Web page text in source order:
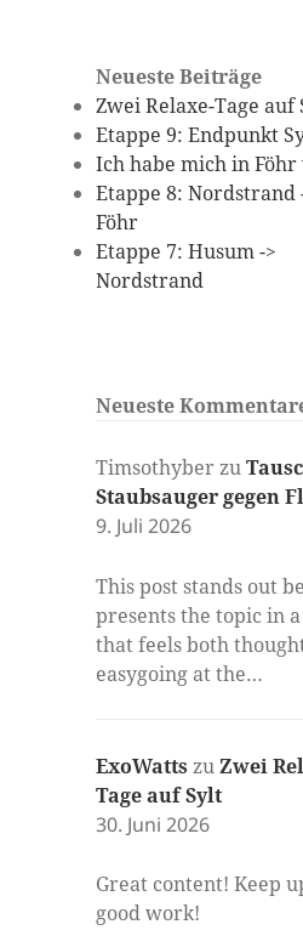
Neueste Beiträge
Zwei Relaxe-Tage auf
Etappe 9: Endpunkt
Ich habe mich in
Etappe 8: Nordstrand
Föhr
Etappe 7: Husum ->
Nordstrand
Neueste
Timsothyber zu
Staubsauger gegen
9. Juli 2026
This post stands out
presents the topic in
that feels both
easygoing at the…
ExoWatts zuZwei
Tage auf Sylt
30. Juni 2026
Great content! Keep
good work!